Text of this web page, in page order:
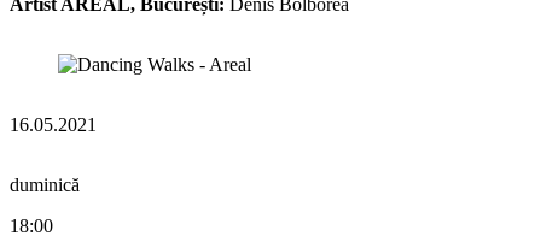
Artist AREAL, București: Denis Bolborea
16.05.2021
duminică
18:00